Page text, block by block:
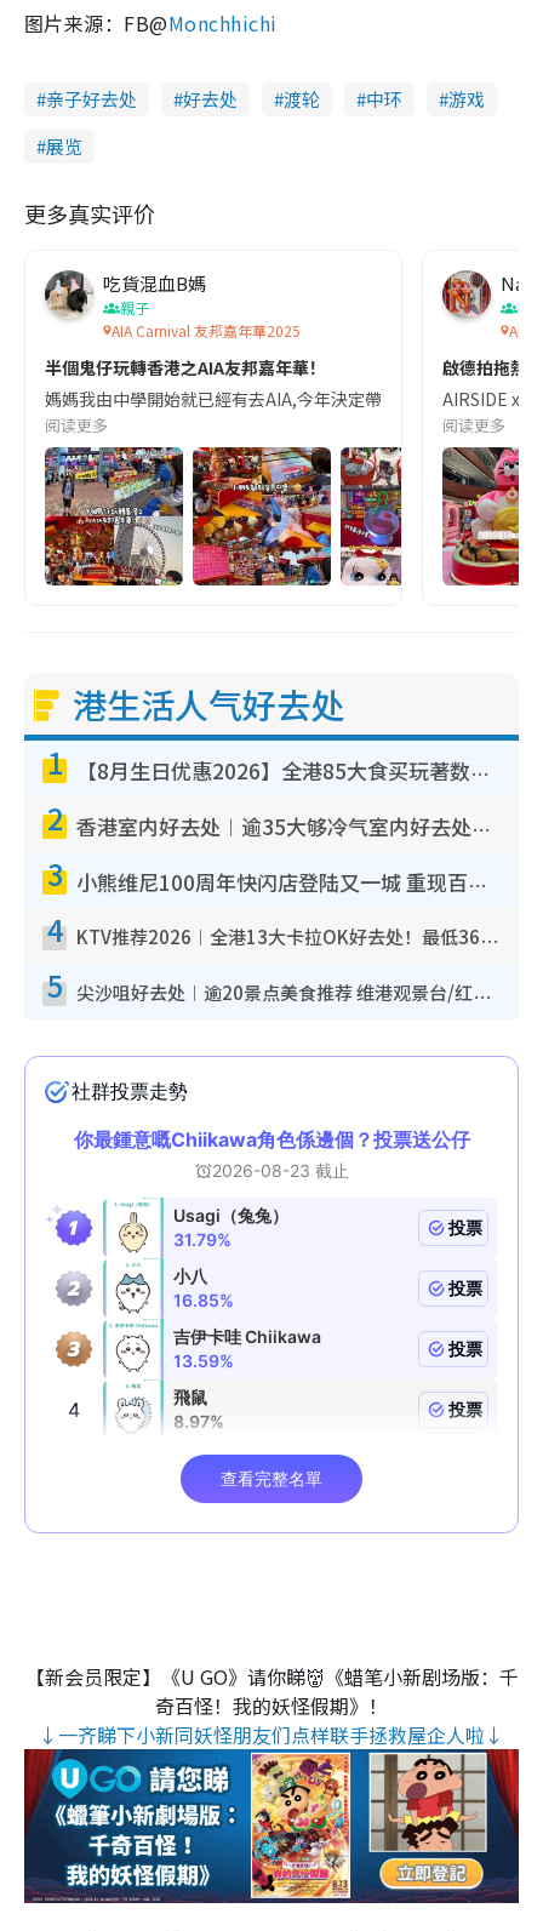
图片来源：FB@Monchhichi
亲子好去处 好去处 渡轮 中环
游戏
展览
更多真实评价
吃貨混血B媽
親子
AIA Carnival 友邦嘉年華2025
半個鬼仔玩轉香港之AIA友邦嘉年華！
媽媽我由中學開始就已經有去AIA,今年決定帶個仔去感受下先🤩
阅读更多
打
啟德拍拖熱
AIRSIDE x
阅读更多
港生活人气好去处
1 【8月生日优惠2026】全港85大食买玩著数攻略 自助餐/火锅放题同行免费＋诚品/DONKI送现金券
2 香港室内好去处︱逾35大够冷气室内好去处推荐 室内活动免费避雨无惧下雨
3 小熊维尼100周年快闪店登陆又一城 重现百亩森林经典场景／独家限定盲盒登场／专属DIY香水
4 KTV推荐2026︱全港13大卡拉OK好去处！最低36元起 日语歌都有！(附地址+收费详情)
5 尖沙咀好去处︱逾20景点美食推荐 维港观景台/红磡古迹/九龙公园/室内游乐场
【新会员限定】《U GO》请你睇👹《蜡笔小新剧场版：千
奇百怪！我的妖怪假期》！
↓一齐睇下小新同妖怪朋友们点样联手拯救屋企人啦↓